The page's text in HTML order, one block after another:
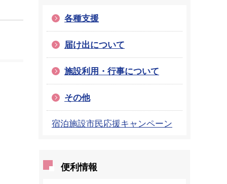
各種支援
届け出について
施設利用・行事について
その他
宿泊施設市民応援キャンペーン
便利情報